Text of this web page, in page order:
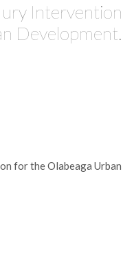
Intervention
Development.
for the Olabeaga Urban